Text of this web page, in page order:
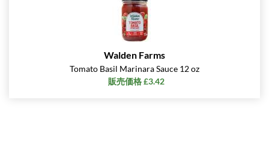
Walden Farms
Tomato Basil Marinara Sauce 12 oz
販売価格 £3.42